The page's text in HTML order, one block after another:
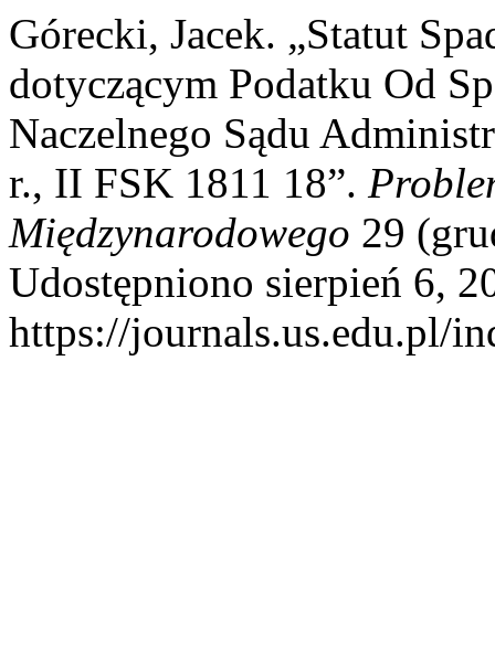
Górecki, Jacek. „Statut
dotyczącym Podatku Od
Naczelnego Sądu
r., II FSK 1811 18”.
Międzynarodowego 29
Udostępniono sierpień 6,
https://journals.us.edu.pl/